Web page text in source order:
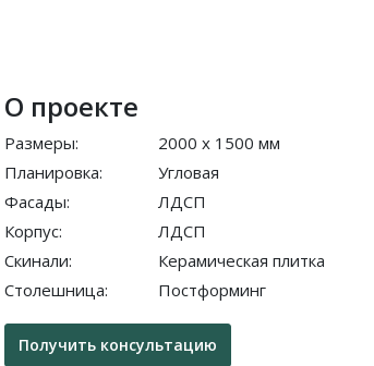
О проекте
Размеры:
Планировка:
Фасады:
Корпус:
Скинали:
Столешница:
2000 x 1500 мм
Угловая
ЛДСП
ЛДСП
Керамическая плитка
Постформинг
Получить консультацию